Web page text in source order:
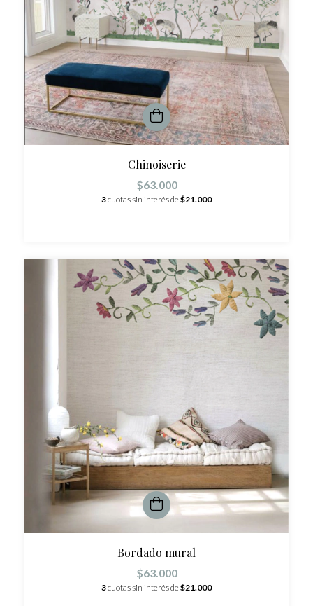
Chinoiserie
$63.000
3cuotas sin interés de$21.000
Bordado mural
$63.000
3cuotas sin interés de$21.000